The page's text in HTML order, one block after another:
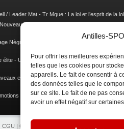
Antilles-
Pour offrir les meilleures
telles que les cookies pour
appareils. Le fait de consentir à
des données telles que le
sur ce site. Le fait de ne pas
avoir un effet négatif sur
/ Leader Mat - Tr Mque : La loi et l’esprit de la
changement de leader, Damien Urcel out
Nègre – Gérard remporte le 9e rallye du Pays
élite - Un semi marathon sous le signe de la
et un habitué au palmarès du Trail des
! Images de la Woulib 113 X-Trem
CGU | CGV